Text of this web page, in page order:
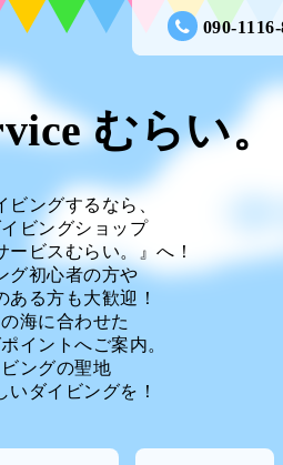
090-
むらい。
ビングするなら、
ビングショップ
ービスむらい。』へ！
グ初心者の方や
ある方も大歓迎！
海に合わせた
イントへご案内。
ングの聖地
いダイビングを！